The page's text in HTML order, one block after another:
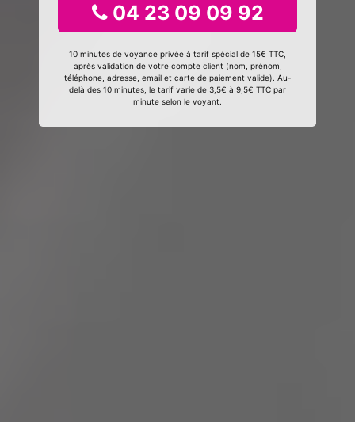
04 23 09 09 92
10 minutes de voyance privée à tarif spécial de 15€ TTC,
après validation de votre compte client (nom, prénom,
téléphone, adresse, email et carte de paiement valide). Au-
delà des 10 minutes, le tarif varie de 3,5€ à 9,5€ TTC par
minute selon le voyant.